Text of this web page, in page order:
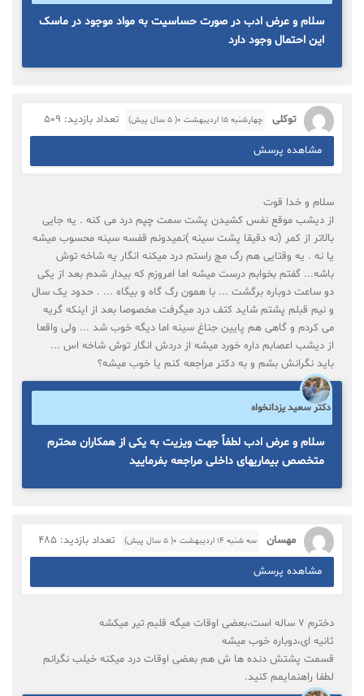
سلام و عرض ادب در صورت حساسیت به مواد موجود در ماسک
این احتمال وجود دارد
توکلی چهارشنبه ۱۵ اردیبهشت ۰( 5 سال پیش) تعداد بازدید: 509
مشاهده پرسش
سلام و خدا قوت
از دیشب موقع نفس کشیدن پشت سمت چپم درد می کنه . یه جایی
بالاتر از کمر (نه دقیقا پشت سینه )نمیدونم قفسه سینه محسوب میشه
یا نه . یه وقتایی هم رگ مچ راستم درد میکنه انگار یه شاخه توش
باشه... گفتم بخوابم درست میشه اما امروزم که بیدار شدم بعد از یکی
دو ساعت دوباره برگشت ... با همون رگ گاه و بیگاه ... . حدود یک سال
و نیم قبلم پشتم شاید کتف درد میگرفت مخصوصا بعد از اینکه گریه
می کردم و گاهی هم پایین جناغ سینه اما دیگه خوب شد ... ولی واقعا
از دیشب اعصابم داره خورد میشه از دردش انگار توش شاخه اس ...
باید نگرانش بشم و به دکتر مراجعه کنم یا خوب میشه؟
دکتر سعید یزدانخواه
سلام و عرض ادب لطفاً جهت ویزیت به یکی از همکاران محترم
متخصص بیماریهای داخلی مراجعه بفرمایید
مهسان سه شنبه ۱۴ اردیبهشت ۰( 5 سال پیش) تعداد بازدید: 485
مشاهده پرسش
دخترم ۷ ساله است،بعضی اوقات میگه قلبم تیر میکشه
ثانیه ای،دوباره خوب میشه
قسمت پشتش دنده ها ش هم بعضی اوقات درد میکنه خیلب نگرانم
لطفا راهنمایمم کنید.